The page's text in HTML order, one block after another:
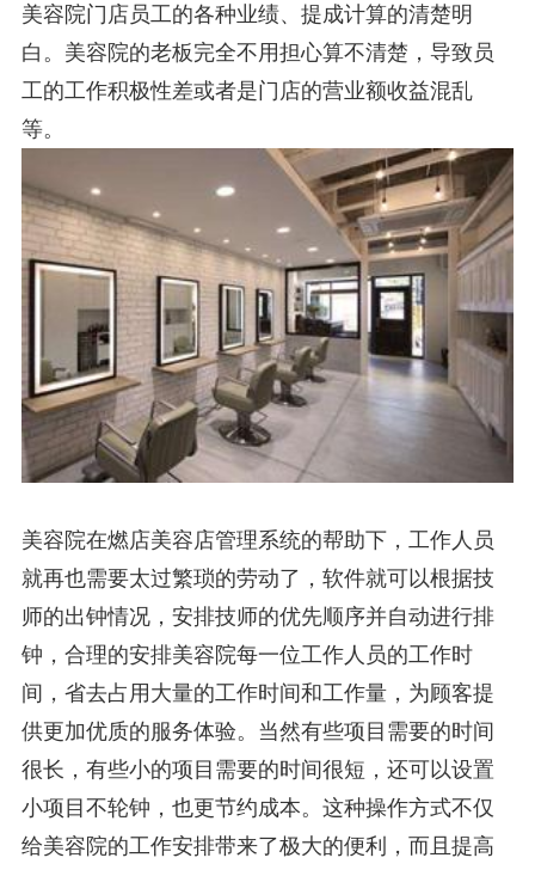
美容院门店员工的各种业绩、提成计算的清楚明
白。美容院的老板完全不用担心算不清楚，导致员
工的工作积极性差或者是门店的营业额收益混乱
等。
美容院在燃店美容店管理系统的帮助下，工作人员
就再也需要太过繁琐的劳动了，软件就可以根据技
师的出钟情况，安排技师的优先顺序并自动进行排
钟，合理的安排美容院每一位工作人员的工作时
间，省去占用大量的工作时间和工作量，为顾客提
供更加优质的服务体验。当然有些项目需要的时间
很长，有些小的项目需要的时间很短，还可以设置
小项目不轮钟，也更节约成本。这种操作方式不仅
给美容院的工作安排带来了极大的便利，而且提高